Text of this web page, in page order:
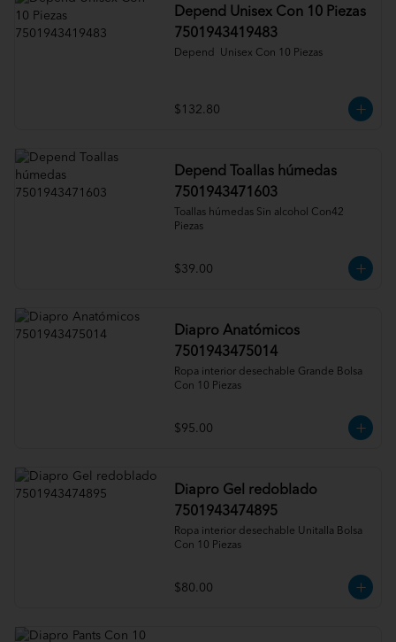
Depend Unisex Con 10 Piezas
7501943419483
Depend  Unisex Con 10 Piezas
$132.80
Depend Toallas húmedas
7501943471603
Toallas húmedas Sin alcohol Con42
Piezas
$39.00
Diapro Anatómicos
7501943475014
Ropa interior desechable Grande Bolsa
Con 10 Piezas
$95.00
Diapro Gel redoblado
7501943474895
Ropa interior desechable Unitalla Bolsa
Con 10 Piezas
$80.00